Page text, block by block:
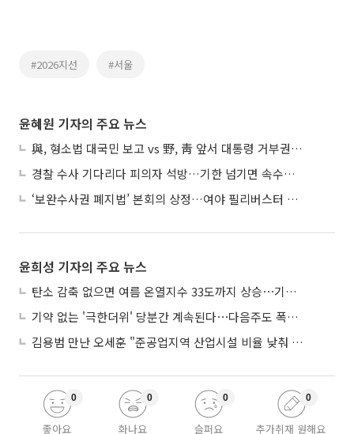
#2026지선 #서울
윤혜원 기자의 주요 뉴스
與, 형소법 대국민 보고 vs 野, 靑 앞서 대통령 거부권 촉구
경찰 수사 기다리다 피의자 석방…기한 넘기면 속수무책
‘보완수사권 폐지법’ 본회의 상정…여야 필리버스터 대치
윤희성 기자의 주요 뉴스
탄소 감축 없으면 여름 온열지수 33도까지 상승⋯기상청, 2100년 미래전망
기약 없는 '극한더위' 당분간 계속된다⋯다음주도 폭염·열대야 지속
김용범 만난 오세훈 "준공업지역 산업시설 비율 낮춰 공급 늘려야"
좋아요
0
화나요
0
슬퍼요
0
추가취재 원해요
0